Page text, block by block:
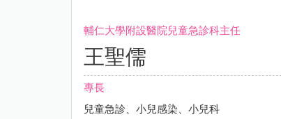
輔仁大學附設醫院兒童急診科主任
王聖儒
專長
兒童急診、小兒感染、小兒科